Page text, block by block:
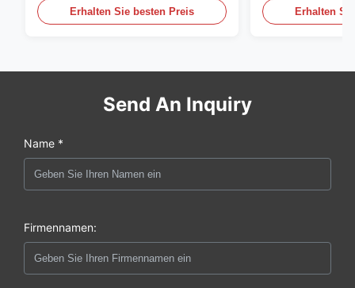
Erhalten Sie besten Preis Erhalten
Send An Inquiry
Name *
Firmennamen: